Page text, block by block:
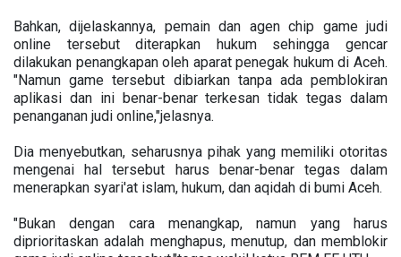
Bahkan, dijelaskannya, pemain dan agen chip game judi
online tersebut diterapkan hukum sehingga gencar
dilakukan penangkapan oleh aparat penegak hukum di Aceh.
"Namun game tersebut dibiarkan tanpa ada pemblokiran
aplikasi dan ini benar-benar terkesan tidak tegas dalam
penanganan judi online,"jelasnya.
Dia menyebutkan, seharusnya pihak yang memiliki otoritas
mengenai hal tersebut harus benar-benar tegas dalam
menerapkan syari'at islam, hukum, dan aqidah di bumi Aceh.
"Bukan dengan cara menangkap, namun yang harus
diprioritaskan adalah menghapus, menutup, dan memblokir